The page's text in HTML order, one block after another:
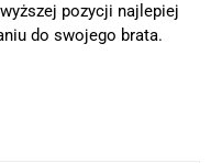
pozycji najlepiej
do swojego brata.